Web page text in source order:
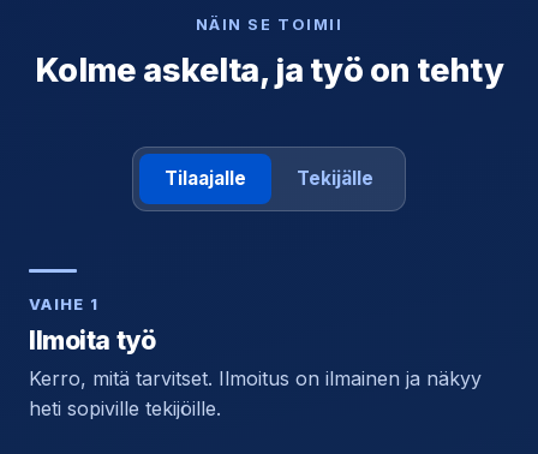
NÄIN SE TOIMII
Kolme askelta, ja työ on tehty
Tilaajalle Tekijälle
VAIHE 1
Ilmoita työ
Kerro, mitä tarvitset. Ilmoitus on ilmainen ja näkyy
heti sopiville tekijöille.